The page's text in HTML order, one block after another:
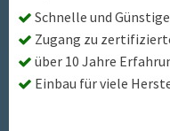
Schnelle und
Zugang zu
über 10 Jahre
Einbau für viele